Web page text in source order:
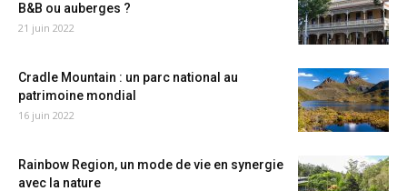
B&B ou auberges ?
21 juin 2022
Cradle Mountain : un parc national au
patrimoine mondial
16 juin 2022
Rainbow Region, un mode de vie en synergie
avec la nature